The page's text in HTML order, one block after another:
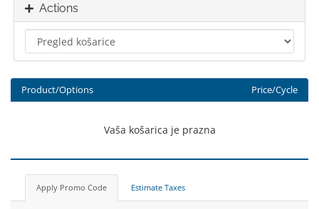
Actions
Product/Options Price/Cycle
Vaša košarica je prazna
Apply Promo Code Estimate Taxes